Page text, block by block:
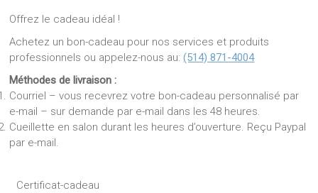
Offrez le cadeau idéal !
Achetez un bon-cadeau pour nos services et produits
professionnels ou appelez-nous au:(514) 871-4004
Méthodes de livraison :
Courriel – vous recevrez votre bon-cadeau personnalisé par
e-mail – sur demande par e-mail dans les 48 heures.
Cueillette en salon durant les heures d’ouverture. Reçu Paypal
par e-mail.
Certificat-cadeau